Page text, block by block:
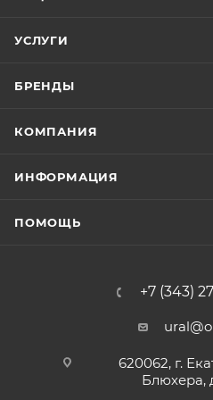
УСЛУГИ
БРЕНДЫ
КОМПАНИЯ
ИНФОРМАЦИЯ
ПОМОЩЬ
+7 (343)
620062, г.
Блюхера,